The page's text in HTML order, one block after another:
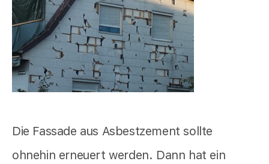
Die Fassade aus Asbestzement sollte
ohnehin erneuert werden. Dann hat ein